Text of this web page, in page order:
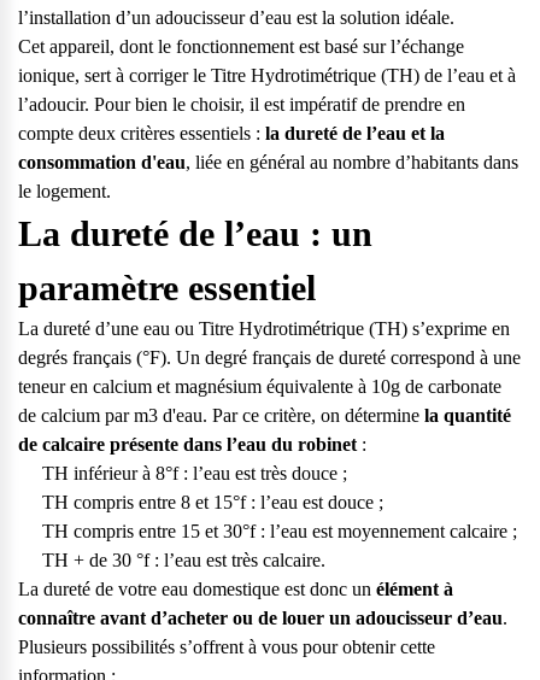
l’installation d’un adoucisseur d’eau est la solution idéale.
Cet appareil, dont le fonctionnement est basé sur l’échange
ionique, sert à corriger le Titre Hydrotimétrique (TH) de l’eau et à
l’adoucir. Pour bien le choisir, il est impératif de prendre en
compte deux critères essentiels : la dureté de l’eau et la
consommation d'eau, liée en général au nombre d’habitants dans
le logement.
La dureté de l’eau : un
paramètre essentiel
La dureté d’une eau ou Titre Hydrotimétrique (TH) s’exprime en
degrés français (°F). Un degré français de dureté correspond à une
teneur en calcium et magnésium équivalente à 10g de carbonate
de calcium par m3 d'eau. Par ce critère, on détermine la quantité
de calcaire présente dans l’eau du robinet :
TH inférieur à 8°f : l’eau est très douce ;
TH compris entre 8 et 15°f : l’eau est douce ;
TH compris entre 15 et 30°f : l’eau est moyennement calcaire ;
TH + de 30 °f : l’eau est très calcaire.
La dureté de votre eau domestique est donc un élément à
connaître avant d’acheter ou de louer un adoucisseur d’eau.
Plusieurs possibilités s’offrent à vous pour obtenir cette
information :
Questions fréquentes
Consultez notre page de FAQ pour trouver toutes les réponses à
vos questions.
Consulter notre FAQ